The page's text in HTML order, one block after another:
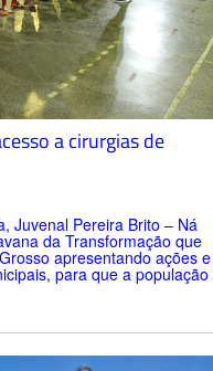
a cirurgias de
Juvenal Pereira Brito – Ná
da Transformação que
apresentando ações e
para que a população